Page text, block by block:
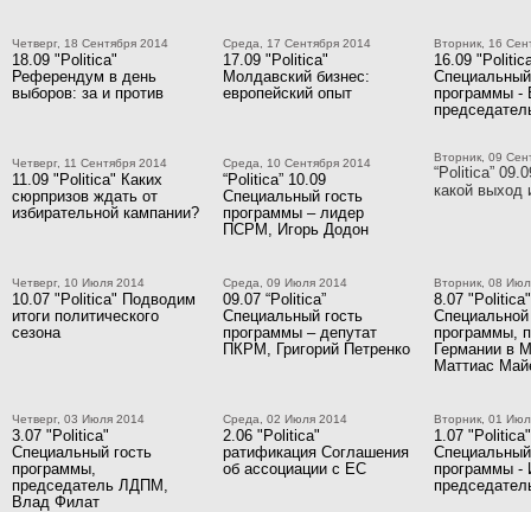
Четверг, 18 Сентября 2014
18.09 "Politica"
Референдум в день
выборов: за и против
Среда, 17 Сентября 2014
17.09 "Politica"
Молдавский бизнес:
европейский опыт
Вторник, 16
16.09
Специальный
программы -
Четверг, 11 Сентября 2014
11.09 "Politica" Каких
сюрпризов ждать от
избирательной кампании?
Среда, 10 Сентября 2014
“Politica” 10.09
Специальный гость
программы – лидер
ПСРМ, Игорь Додон
Вторник, 09
“Politica”
какой выход
Четверг, 10 Июля 2014
10.07 "Politica" Подводим
итоги политического
сезона
Среда, 09 Июля 2014
09.07 “Politica”
Специальный гость
программы – депутат
ПКРМ, Григорий Петренко
Вторник, 08
8.07 "Politica"
Специальной
программы,
Германии в
Маттиас
Четверг, 03 Июля 2014
3.07 "Politica"
Специальный гость
программы,
председатель ЛДПМ,
Влад Филат
Среда, 02 Июля 2014
2.06 "Politica"
ратификация Соглашения
об ассоциации с ЕС
Вторник, 01
1.07 "Politica"
Специальный
программы -